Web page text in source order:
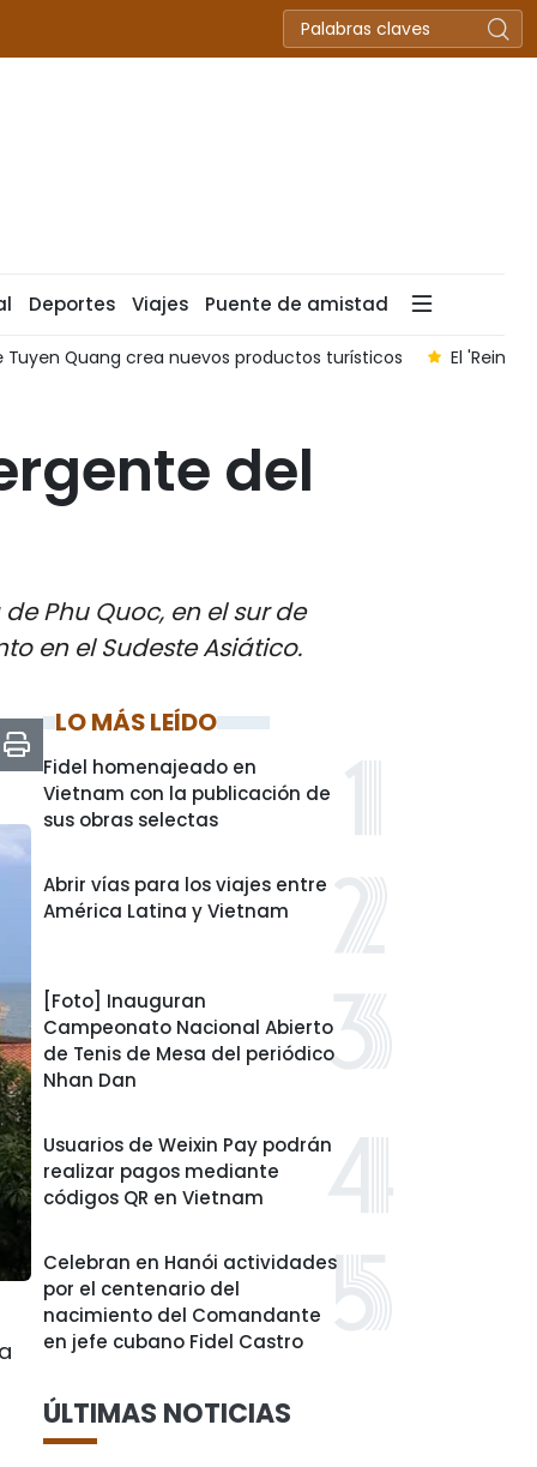
Deportes Viajes Puente de amistad
productos turísticos El 'Reino de las Cuevas' y
del
Phu Quoc, en el sur de
en el Sudeste Asiático.
LO MÁS LEÍDO
Fidel homenajeado en
Vietnam con la publicación de
sus obras selectas
Abrir vías para los viajes entre
América Latina y Vietnam
[Foto] Inauguran
Campeonato Nacional Abierto
de Tenis de Mesa del periódico
Nhan Dan
Usuarios de Weixin Pay podrán
realizar pagos mediante
códigos QR en Vietnam
Celebran en Hanói actividades
por el centenario del
nacimiento del Comandante
en jefe cubano Fidel Castro
ÚLTIMAS NOTICIAS